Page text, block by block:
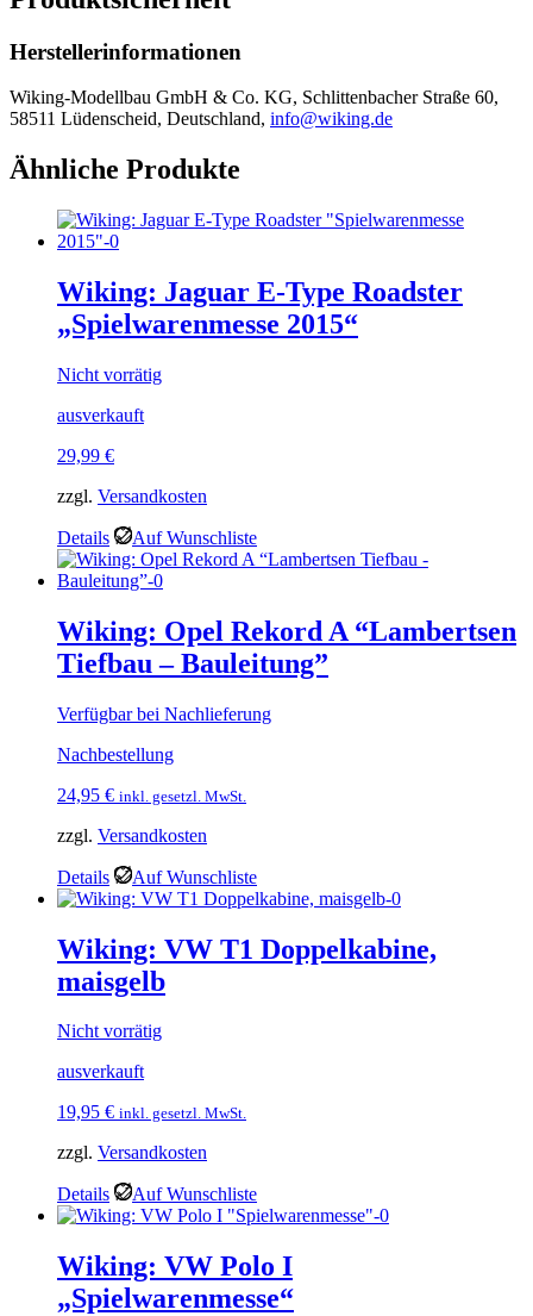
Herstellerinformationen
Wiking-Modellbau GmbH & Co. KG, Schlittenbacher Straße 60,
58511 Lüdenscheid, Deutschland, info@wiking.de
Ähnliche Produkte
Wiking: Jaguar E-Type Roadster
„Spielwarenmesse 2015“
Nicht vorrätig
ausverkauft
29,99 €
zzgl. Versandkosten
Details Auf Wunschliste
Wiking: Opel Rekord A “Lambertsen
Tiefbau – Bauleitung”
Verfügbar bei Nachlieferung
Nachbestellung
24,95 € inkl. gesetzl. MwSt.
zzgl. Versandkosten
Details Auf Wunschliste
Wiking: VW T1 Doppelkabine,
maisgelb
Nicht vorrätig
ausverkauft
19,95 € inkl. gesetzl. MwSt.
zzgl. Versandkosten
Details Auf Wunschliste
Wiking: VW Polo I
„Spielwarenmesse“